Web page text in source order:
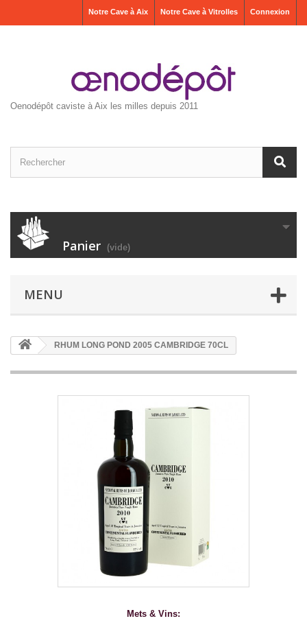
Connexion
Notre Cave à Vitrolles
Notre Cave à Aix
Oenodépôt caviste à Aix les milles depuis 2011
Panier (vide)
MENU
RHUM LONG POND 2005 CAMBRIDGE 70CL
Mets & Vins: